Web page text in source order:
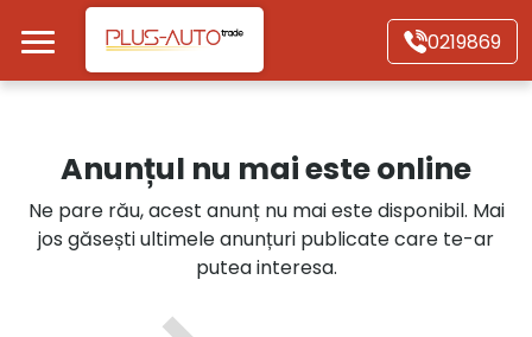
Mergi direct la conținutul principal
0219869
Autoturisme
Motociclete
Autoutilitare
Anunțul nu mai este online
Ne pare rău, acest anunț nu mai este disponibil. Mai
jos găsești ultimele anunțuri publicate care te-ar
putea interesa.